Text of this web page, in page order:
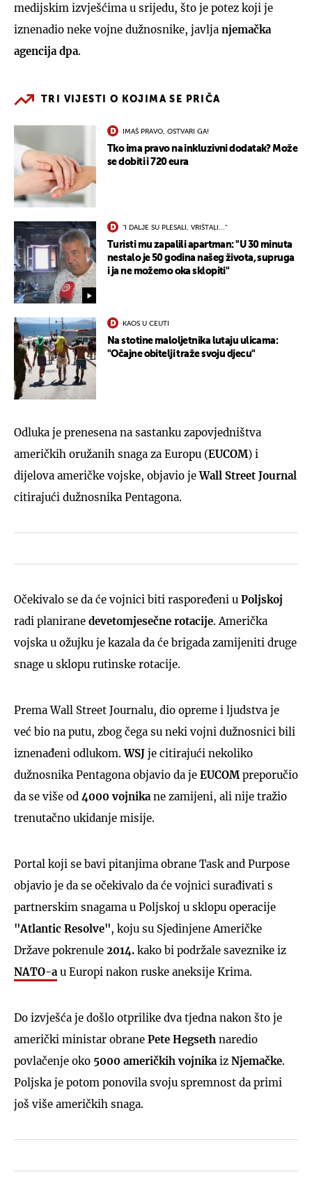
medijskim izvješćima u srijedu, što je potez koji je
iznenadio neke vojne dužnosnike, javlja njemačka
agencija dpa.
TRI VIJESTI O KOJIMA SE PRIČA
IMAŠ PRAVO, OSTVARI GA!
Tko ima pravo na inkluzivni dodatak? Može
se dobiti i 720 eura
"I DALJE SU PLESALI, VRIŠTALI..."
Turisti mu zapalili apartman: "U 30 minuta
nestalo je 50 godina našeg života, supruga
i ja ne možemo oka sklopiti"
KAOS U CEUTI
Na stotine maloljetnika lutaju ulicama:
"Očajne obitelji traže svoju djecu"
Odluka je prenesena na sastanku zapovjedništva
američkih oružanih snaga za Europu (EUCOM) i
dijelova američke vojske, objavio jeWall Street Journal
citirajući dužnosnika Pentagona.
Očekivalo se da će vojnici biti raspoređeni u Poljskoj
radi planirane devetomjesečne rotacije. Američka
vojska u ožujku je kazala da će brigada zamijeniti druge
snage u sklopu rutinske rotacije.
Prema Wall Street Journalu, dio opreme i ljudstva je
već bio na putu, zbog čega su neki vojni dužnosnici bili
iznenađeni odlukom.WSJ je citirajući nekoliko
dužnosnika Pentagona objavio da je EUCOM preporučio
da se više od 4000 vojnika ne zamijeni, ali nije tražio
trenutačno ukidanje misije.
Portal koji se bavi pitanjima obrane Task and Purpose
objavio je da se očekivalo da će vojnici surađivati s
partnerskim snagama u Poljskoj u sklopu operacije
"Atlantic Resolve", koju su Sjedinjene Američke
Države pokrenule 2014. kako bi podržale saveznike iz
NATO-a u Europi nakon ruske aneksije Krima.
Do izvješća je došlo otprilike dva tjedna nakon što je
američki ministar obrane Pete Hegseth naredio
povlačenje oko 5000 američkih vojnika iz Njemačke.
Poljska je potom ponovila svoju spremnost da primi
još više američkih snaga.